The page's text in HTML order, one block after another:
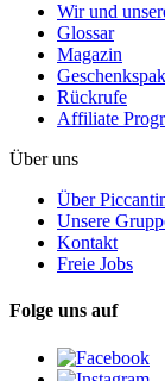
Wir und
Glossar
Magazin
Rückrufe
Affiliate
Über uns
Über
Unsere
Kontakt
Freie Jobs
Folge uns auf